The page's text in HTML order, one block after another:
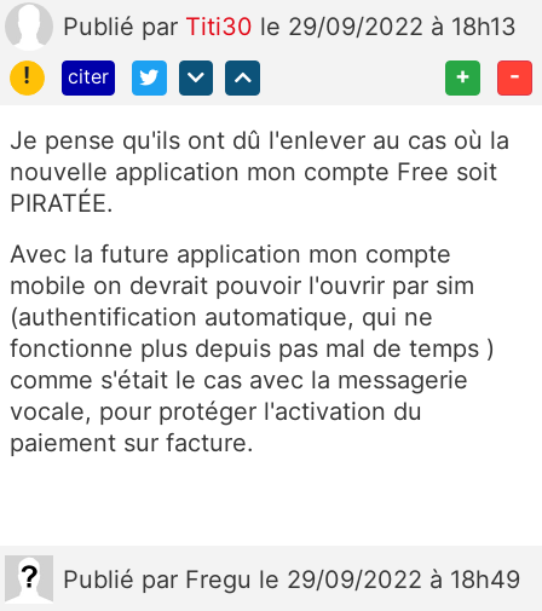
Publié par Titi30 le 29/09/2022 à 18h13
!
citer + -
Je pense qu'ils ont dû l'enlever au cas où la
nouvelle application mon compte Free soit
PIRATÉE.
Avec la future application mon compte
mobile on devrait pouvoir l'ouvrir par sim
(authentification automatique, qui ne
fonctionne plus depuis pas mal de temps )
comme s'était le cas avec la messagerie
vocale, pour protéger l'activation du
paiement sur facture.
Publié par Fregu le 29/09/2022 à 18h49